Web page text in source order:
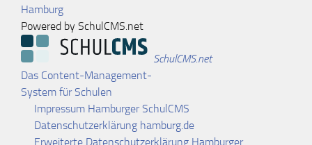
Hamburg
Powered by SchulCMS.net
SchulCMS.net
Das Content-Management-
System für Schulen
Impressum Hamburger SchulCMS
Datenschutzerklärung hamburg.de
Erweiterte Datenschutzerklärung Hamburger